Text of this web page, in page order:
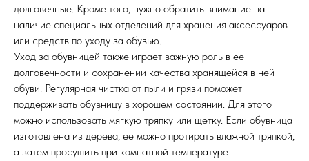
долговечные. Кроме того, нужно обратить внимание на
наличие специальных отделений для хранения аксессуаров
или средств по уходу за обувью.
Уход за обувницей также играет важную роль в ее
долговечности и сохранении качества хранящейся в ней
обуви. Регулярная чистка от пыли и грязи поможет
поддерживать обувницу в хорошем состоянии. Для этого
можно использовать мягкую тряпку или щетку. Если обувница
изготовлена из дерева, ее можно протирать влажной тряпкой,
а затем просушить при комнатной температуре